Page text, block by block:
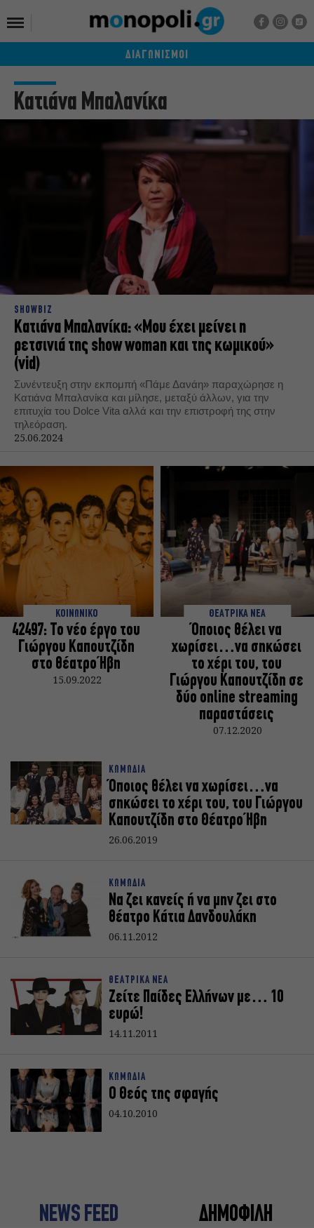
ΔΙΑΓΩΝΙΣΜΟΙ
Κατιάνα Μπαλανίκα
SHOWBIZ
Κατιάνα Μπαλανίκα: «Μου έχει μείνει η
ρετσινιά της show woman και της κωμικού»
(vid)
Συνέντευξη στην εκπομπή «Πάμε Δανάη» παραχώρησε η
Κατιάνα Μπαλανίκα και μίλησε, μεταξύ άλλων, για την
επιτυχία του Dolce Vita αλλά και την επιστροφή της στην
τηλεόραση.
25.06.2024
ΚΟΙΝΩΝΙΚΟ
42497: Το νέο έργο του
Γιώργου Καπουτζίδη
στο θέατρο Ήβη
15.09.2022
ΘΕΑΤΡΙΚΑ ΝΕΑ
Όποιος θέλει να
χωρίσει…να σηκώσει
το χέρι του, του
Γιώργου Καπουτζίδη σε
δύο online streaming
παραστάσεις
07.12.2020
ΚΩΜΩΔΙΑ
Όποιος θέλει να χωρίσει…να
σηκώσει το χέρι του, του Γιώργου
Καπουτζίδη στο Θέατρο Ήβη
26.06.2019
ΚΩΜΩΔΙΑ
Να ζει κανείς ή να μην ζει στο
θέατρο Κάτια Δανδουλάκη
06.11.2012
ΘΕΑΤΡΙΚΑ ΝΕΑ
Ζείτε Παίδες Ελλήνων με… 10
ευρώ!
14.11.2011
ΚΩΜΩΔΙΑ
Ο Θεός της σφαγής
04.10.2010
NEWS FEED ΔΗΜΟΦΙΛΗ